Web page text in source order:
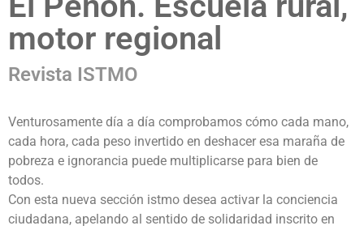
motor regional
Revista ISTMO
Venturosamente día a día comprobamos cómo cada mano,
cada hora, cada peso invertido en deshacer esa maraña de
pobreza e ignorancia puede multiplicarse para bien de
todos.
Con esta nueva sección istmo desea activar la conciencia
ciudadana, apelando al sentido de solidaridad inscrito en